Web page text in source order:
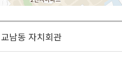
교남동 자치회관